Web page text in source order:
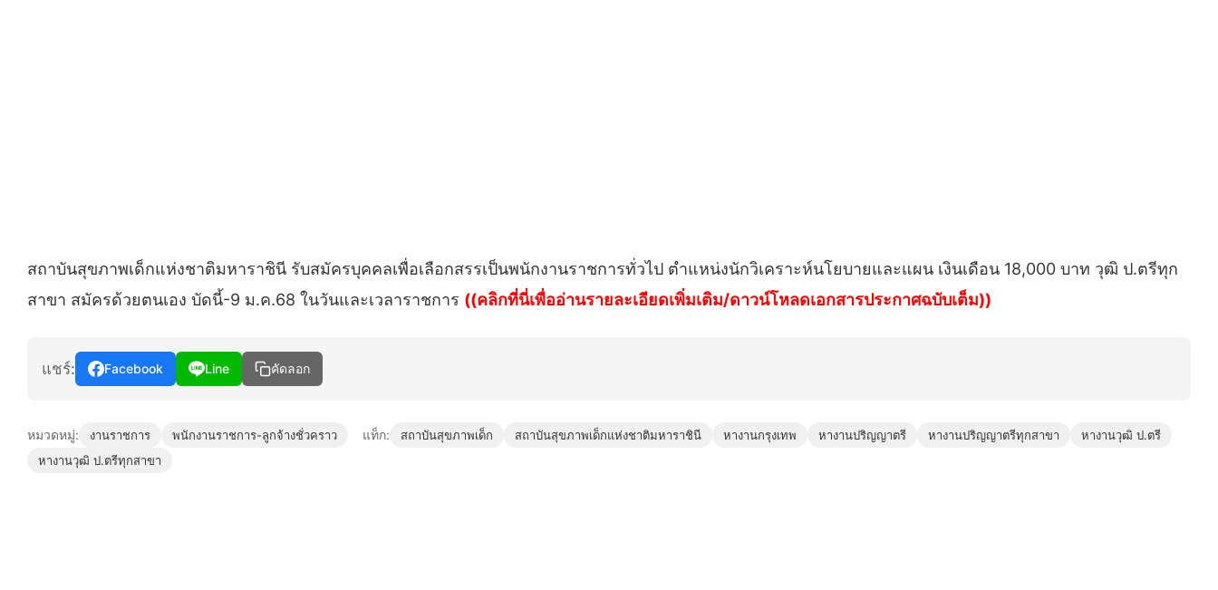
สถาบันสุขภาพเด็กแห่งชาติมหาราชินี รับสมัครบุคคลเพื่อเลือกสรรเป็นพนักงานราชการทั่วไป ตำแหน่งนักวิเคราะห์นโยบายและแผน เงินเดือน 18,000 บาท วุฒิ ป.ตรีทุก
สาขา สมัครด้วยตนเอง บัดนี้-9 ม.ค.68 ในวันและเวลาราชการ ((คลิกที่นี่เพื่ออ่านรายละเอียดเพิ่มเติม/ดาวน์โหลดเอกสารประกาศฉบับเต็ม))
แชร์: Facebook Line คัดลอก
หมวดหมู่: งานราชการ พนักงานราชการ-ลูกจ้างชั่วคราว แท็ก: สถาบันสุขภาพเด็ก สถาบันสุขภาพเด็กแห่งชาติมหาราชินี หางานกรุงเทพ หางานปริญญาตรี หางานปริญญาตรีทุกสาขา
หางานวุฒิ ป.ตรี
หางานวุฒิ ป.ตรีทุกสาขา